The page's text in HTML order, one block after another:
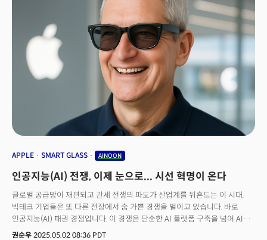
APPLE SMART GLASS AINOON
인공지능(AI) 전쟁, 이제 눈으로... 시선 혁명이 온다
글로벌 공급망이 재편되고 관세 전쟁의 파도가 산업계를 뒤흔드는 이 시대,
빅테크 기업들은 또 다른 전장에서 숨 가쁜 경쟁을 벌이고 있습니다. 바로
인공지능(AI) 패권 경쟁입니다. 이 경쟁은 단순한 AI 플랫폼 구축을 넘어 AI
에이전트, 휴머노이드 로봇, 차세대 디바이스로 그 영토를 빠르게 확장하고
권순우 2025.05.02 08:36 PDT